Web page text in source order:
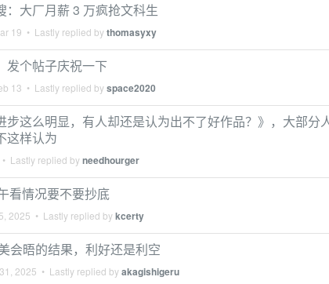
：大厂月薪 3 万疯抢文科生
19 • Lastly replied bythomasyxy
发个帖子庆祝一下
13 • Lastly replied byspace2020
步这么明显，有人却还是认为出不了好作品？》，大部分
这样认为
• Lastly replied byneedhourger
看情况要不要抄底
2025 • Lastly replied bykcerty
会晤的结果，利好还是利空
2025 • Lastly replied byakagishigeru